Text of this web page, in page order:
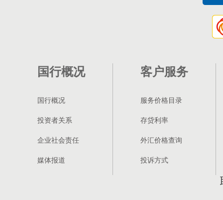
国行概况
国行概况
投资者关系
企业社会责任
媒体报道
客户服务
服务价格目录
存贷利率
外汇价格查询
投诉方式